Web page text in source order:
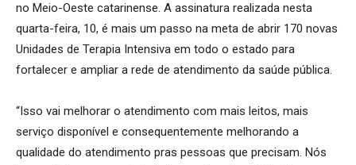
no Meio-Oeste catarinense. A assinatura realizada nesta
quarta-feira, 10, é mais um passo na meta de abrir 170 novas
Unidades de Terapia Intensiva em todo o estado para
fortalecer e ampliar a rede de atendimento da saúde pública.
“Isso vai melhorar o atendimento com mais leitos, mais
serviço disponível e consequentemente melhorando a
qualidade do atendimento pras pessoas que precisam. Nós